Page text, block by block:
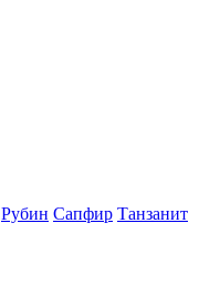
Рубин Сапфир Танзанит